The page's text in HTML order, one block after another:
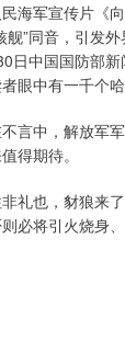
海军宣传片《
舰”同音，引发
日中国国防部
眼中有一千个哈
言中，解放军
得期待。
礼也，豺狼来
必将引火烧身